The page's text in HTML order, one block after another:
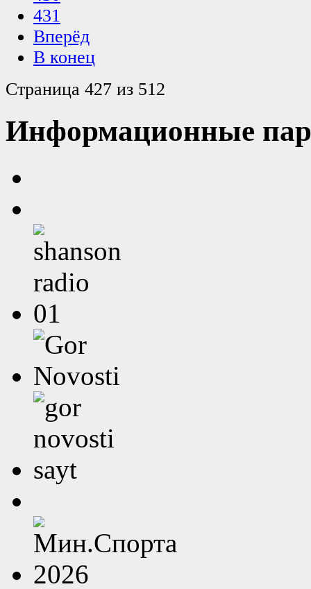
431
Вперёд
В конец
Страница 427 из 512
Информационные